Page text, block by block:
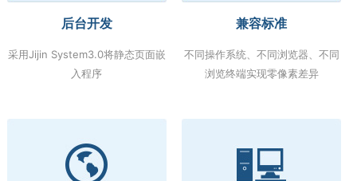
后台开发
采用Jijin System3.0将静态页面嵌
入程序
兼容标准
不同操作系统、不同浏览器、不同
浏览终端实现零像素差异